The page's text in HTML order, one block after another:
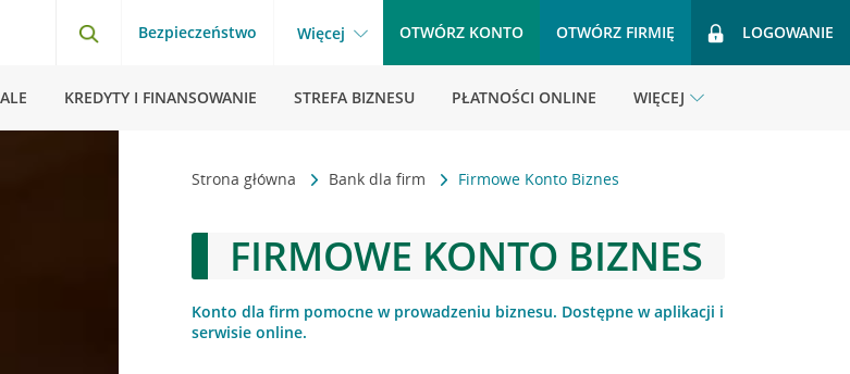
Bezpieczeństwo Więcej OTWÓRZ KONTO OTWÓRZ FIRMIĘ LOGOWANIE
KREDYTY I FINANSOWANIE STREFA BIZNESU PŁATNOŚCI ONLINE WIĘCEJ
Strona główna Bank dla firm Firmowe Konto Biznes
FIRMOWE KONTO BIZNES
Konto dla firm pomocne w prowadzeniu biznesu. Dostępne w aplikacji i
serwisie online.